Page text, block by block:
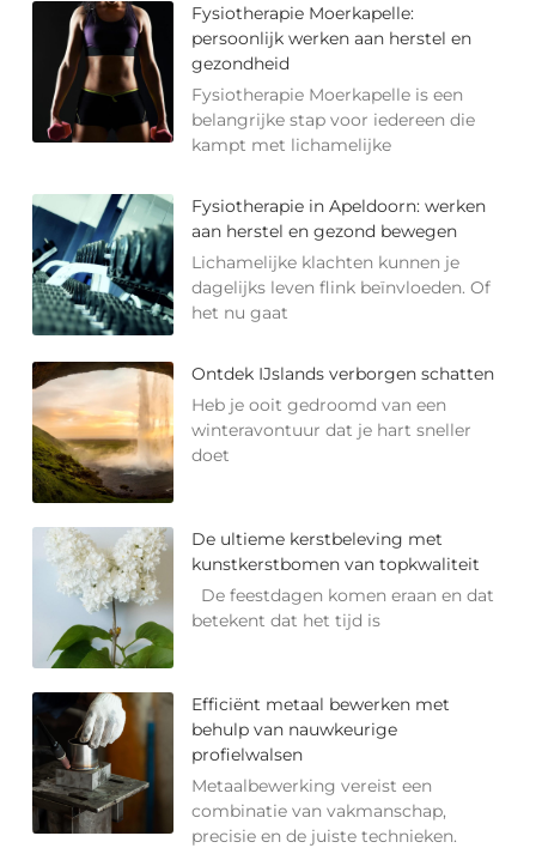
Fysiotherapie Moerkapelle:
persoonlijk werken aan herstel en
gezondheid
Fysiotherapie Moerkapelle is een
belangrijke stap voor iedereen die
kampt met lichamelijke
Fysiotherapie in Apeldoorn: werken
aan herstel en gezond bewegen
Lichamelijke klachten kunnen je
dagelijks leven flink beïnvloeden. Of
het nu gaat
Ontdek IJslands verborgen schatten
Heb je ooit gedroomd van een
winteravontuur dat je hart sneller
doet
De ultieme kerstbeleving met
kunstkerstbomen van topkwaliteit
De feestdagen komen eraan en dat
betekent dat het tijd is
Efficiënt metaal bewerken met
behulp van nauwkeurige
profielwalsen
Metaalbewerking vereist een
combinatie van vakmanschap,
precisie en de juiste technieken.